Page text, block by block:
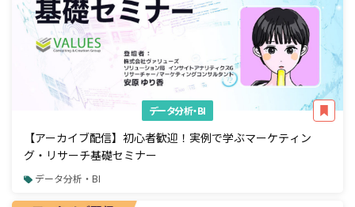
データ分析・BI
【アーカイブ配信】初心者歓迎！実例で学ぶマーケティン
グ・リサーチ基礎セミナー
データ分析・BI